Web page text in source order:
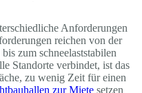
Anforderungen
reichen von der
zum schneelaststabilen
Standorte verbindet, ist das
zu wenig Zeit für einen
zur Miete setzen